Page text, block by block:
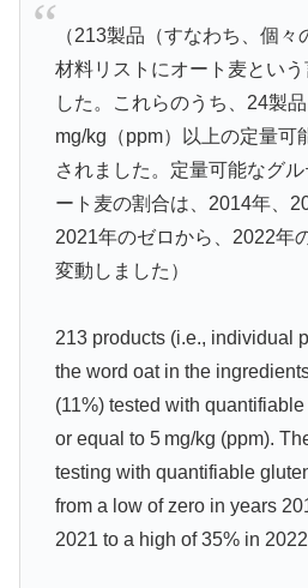
（213製品（すなわち、個
材料リストにオート麦とい
した。これらのうち、24製
mg/kg（ppm）以上の定量可
されました。定量可能なグ
ート麦の割合は、2014年、
2021年のゼロから、2022年
変動しました）
213 products (i.e., individual
the word oat in the
(11%) tested with
or equal to 5 mg/kg (ppm).
testing with quantifiable
from a low of zero in years
2021 to a high of 35% in 2022